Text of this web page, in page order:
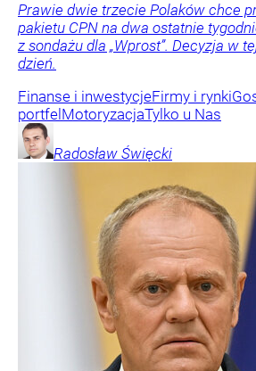
Prawie dwie trzecie Polaków chce
pakietu CPN na dwa ostatnie
z sondażu dla „Wprost”. Decyzja w
dzień.
Finanse i inwestycjeFirmy i rynki
portfel MotoryzacjaTylko u Nas
Radosław Święcki